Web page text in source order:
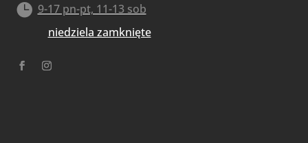
 9-17 pn-pt, 11-13 sob
niedziela zamknięte